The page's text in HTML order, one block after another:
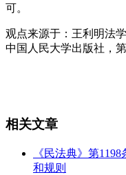
可。
观点来源于：王利明法
中国人民大学出版社，第
相关文章
《民法典》第
和规则